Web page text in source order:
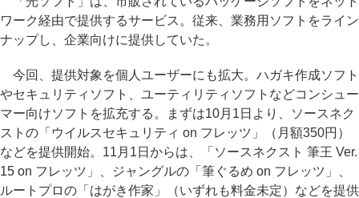
ワーク経由で提供するサービス。従来、業務用ソフトをライン
ナップし、企業向けに提供していた。
今回、提供対象を個人ユーザーにも拡大。ハガキ作成ソフト
やセキュリティソフト、ユーティリティソフトなどコンシュー
マー向けソフトを拡充する。まずは10月1日より、ソースネク
ストの「ウイルスセキュリティ on フレッツ」（月額350円）
などを提供開始。11月1日からは、「ソースネクスト 筆王 Ver.
15 on フレッツ」、ジャングルの「筆ぐるめ on フレッツ」、
ルートプロの「はがき作家」（いずれも料金未定）などを提供